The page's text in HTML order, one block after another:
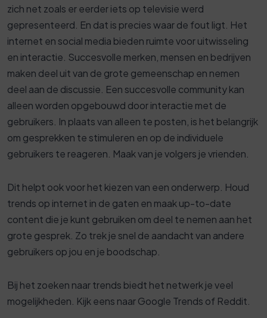
zich net zoals er eerder iets op televisie werd
gepresenteerd. En dat is precies waar de fout ligt. Het
internet en social media bieden ruimte voor uitwisseling
en interactie. Succesvolle merken, mensen en bedrijven
maken deel uit van de grote gemeenschap en nemen
deel aan de discussie. Een succesvolle community kan
alleen worden opgebouwd door interactie met de
gebruikers. In plaats van alleen te posten, is het belangrijk
om gesprekken te stimuleren en op de individuele
gebruikers te reageren. Maak van je volgers je vrienden.
Dit helpt ook voor het kiezen van een onderwerp. Houd
trends op internet in de gaten en maak up-to-date
content die je kunt gebruiken om deel te nemen aan het
grote gesprek. Zo trek je snel de aandacht van andere
gebruikers op jou en je boodschap.
Bij het zoeken naar trends biedt het netwerk je veel
mogelijkheden. Kijk eens naar Google Trends of Reddit.